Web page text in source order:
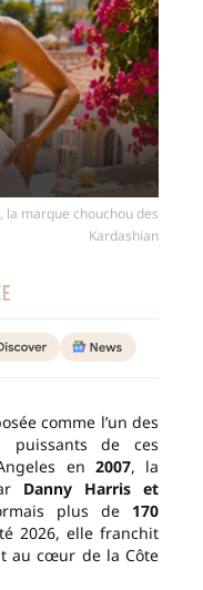
la marque chouchou des
Kardashian
comme l’un des
puissants de ces
en 2007, la
Danny Harris et
plus de 170
2026, elle franchit
au cœur de la Côte